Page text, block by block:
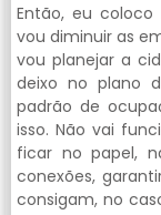
Então, eu
vou diminuir as
vou planejar a
deixo no plano
padrão de
isso. Não vai
ficar no papel,
conexões,
consigam, no